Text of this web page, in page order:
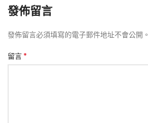
發佈留言
發佈留言必須填寫的電子郵件地址不會公開。
留言*